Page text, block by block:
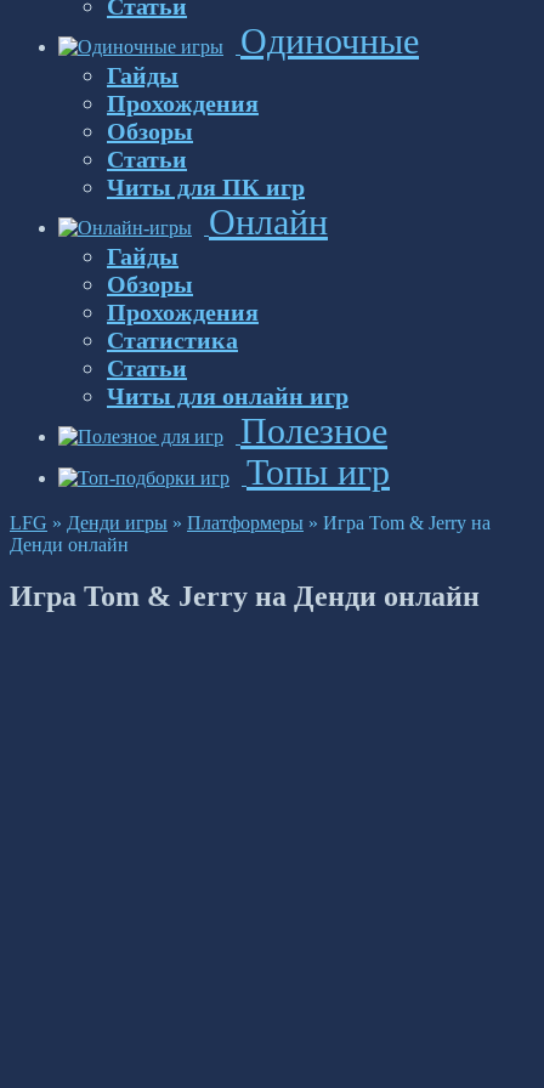
Статьи
Одиночные
Гайды
Прохождения
Обзоры
Статьи
Читы для ПК игр
Онлайн
Гайды
Обзоры
Прохождения
Статистика
Статьи
Читы для онлайн игр
Полезное
Топы игр
LFG » Денди игры » Платформеры » Игра Tom & Jerry на
Денди онлайн
Игра Tom & Jerry на Денди онлайн